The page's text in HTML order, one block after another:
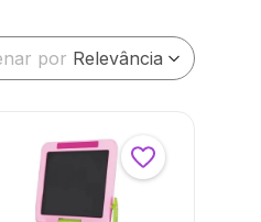
por Relevância